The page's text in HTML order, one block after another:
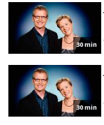
30 min
30 min